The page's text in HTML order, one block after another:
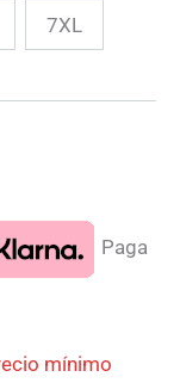
7XL
Paga
mínimo